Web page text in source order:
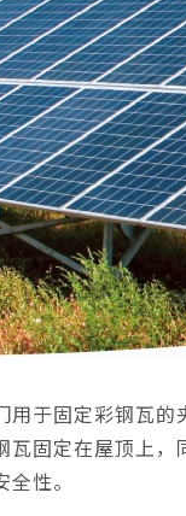
用于固定彩钢瓦
瓦固定在屋顶上
性。